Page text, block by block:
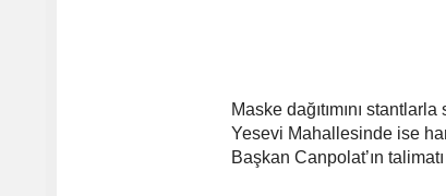
Maske dağıtımını
Yesevi Mahallesinde ise
Başkan Canpolat’ın